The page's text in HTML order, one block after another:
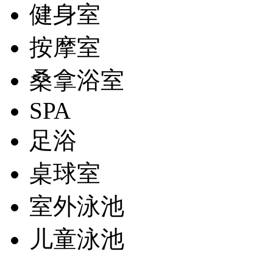
健身室
按摩室
桑拿浴室
SPA
足浴
桌球室
室外泳池
儿童泳池